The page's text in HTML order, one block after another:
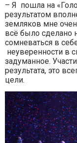
– Я пошла на
результатом
земляков мне
всё было
сомневаться в
неуверенности в
задуманное.
результата, это
цели.